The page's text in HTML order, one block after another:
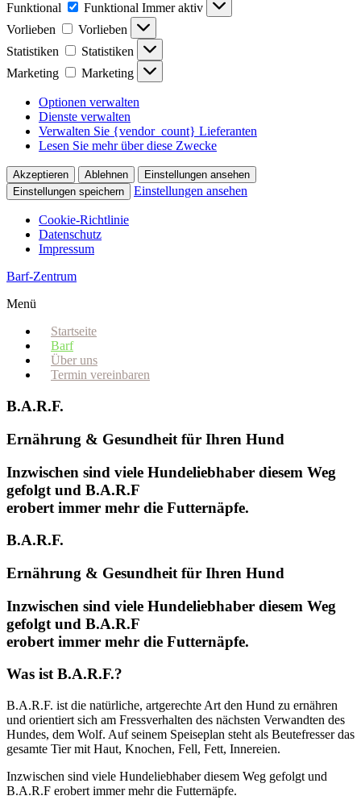
Funktional
Funktional Immer aktiv
Vorlieben
Vorlieben
Statistiken
Statistiken
Marketing
Marketing
Optionen verwalten
Dienste verwalten
Verwalten Sie {vendor_count} Lieferanten
Lesen Sie mehr über diese Zwecke
Akzeptieren Ablehnen
Einstellungen ansehen
Einstellungen speichern
Einstellungen ansehen
Cookie-Richtlinie
Datenschutz
Impressum
Barf-Zentrum
Menü
Startseite
Barf
Über uns
Termin vereinbaren
B.A.R.F.
Ernährung & Gesundheit für Ihren Hund
Inzwischen sind viele Hundeliebhaber diesem Weg
gefolgt und B.A.R.F
erobert immer mehr die Futternäpfe.
B.A.R.F.
Ernährung & Gesundheit für Ihren Hund
Inzwischen sind viele Hundeliebhaber diesem Weg
gefolgt und B.A.R.F
erobert immer mehr die Futternäpfe.
Was ist B.A.R.F.?
B.A.R.F. ist die natürliche, artgerechte Art den Hund zu ernähren
und orientiert sich am Fressverhalten des nächsten Verwandten des
Hundes, dem Wolf. Auf seinem Speiseplan steht als Beutefresser das
gesamte Tier mit Haut, Knochen, Fell, Fett, Innereien.
Inzwischen sind viele Hundeliebhaber diesem Weg gefolgt und
B.A.R.F erobert immer mehr die Futternäpfe.